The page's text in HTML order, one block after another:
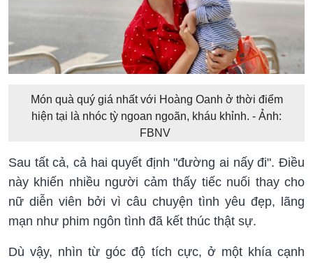
Món quà quý giá nhất với Hoàng Oanh ở thời điểm
hiện tại là nhóc tỳ ngoan ngoãn, kháu khỉnh. - Ảnh:
FBNV
Sau tất cả, cả hai quyết định "đường ai nấy đi". Điều
này khiến nhiều người cảm thấy tiếc nuối thay cho
nữ diễn viên bởi vì câu chuyện tình yêu đẹp, lãng
mạn như phim ngôn tình đã kết thúc thật sự.
Dù vậy, nhìn từ góc độ tích cực, ở một khía cạnh